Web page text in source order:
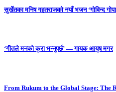
सुर्खेतका मनिष गहतराजको नयाँ भजन ‘गोविन्द
‘गीतले मनको कुरा भन्नुपर्छ’ — गायक आयुष मगर
From Rukum to the Global Stage: The